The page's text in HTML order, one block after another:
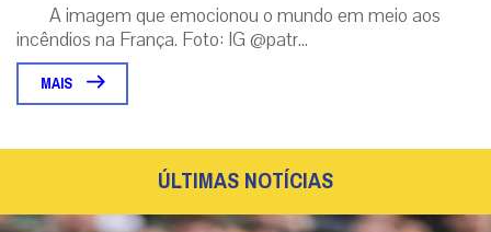
A imagem que emocionou o mundo em meio aos
incêndios na França. Foto: IG @patr...
MAIS
ÚLTIMAS NOTÍCIAS